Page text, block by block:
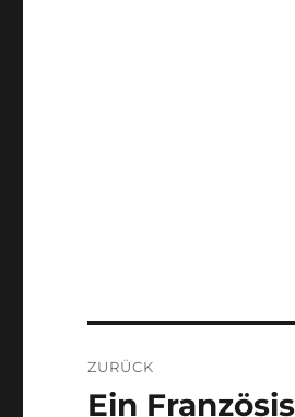
ZURÜCK
Vorheriger
Ein